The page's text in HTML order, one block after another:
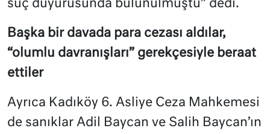
suç duyurusunda bulunulmuştu” dedi.
Başka bir davada para cezası aldılar,
“olumlu davranışları” gerekçesiyle beraat
ettiler
Ayrıca Kadıköy 6. Asliye Ceza Mahkemesi
de sanıklar Adil Baycan ve Salih Baycan’ın